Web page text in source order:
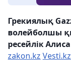
Грекиялық
волейболшы
ресейлік
zakon.kz Vesti.kz